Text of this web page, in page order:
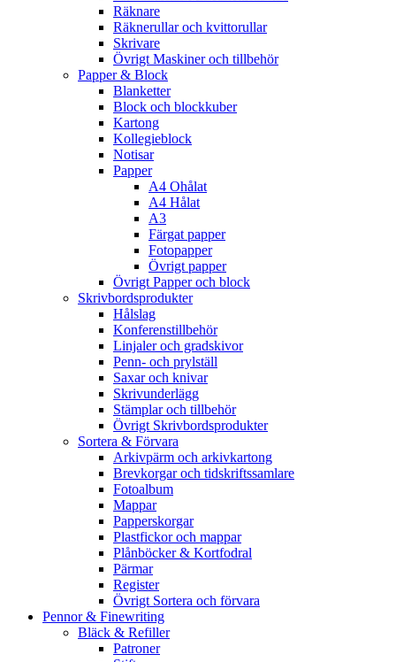
Räknare
Räknerullar och kvittorullar
Skrivare
Övrigt Maskiner och tillbehör
Papper & Block
Blanketter
Block och blockkuber
Kartong
Kollegieblock
Notisar
Papper
A4 Ohålat
A4 Hålat
A3
Färgat papper
Fotopapper
Övrigt papper
Övrigt Papper och block
Skrivbordsprodukter
Hålslag
Konferenstillbehör
Linjaler och gradskivor
Penn- och prylställ
Saxar och knivar
Skrivunderlägg
Stämplar och tillbehör
Övrigt Skrivbordsprodukter
Sortera & Förvara
Arkivpärm och arkivkartong
Brevkorgar och tidskriftssamlare
Fotoalbum
Mappar
Papperskorgar
Plastfickor och mappar
Plånböcker & Kortfodral
Pärmar
Register
Övrigt Sortera och förvara
Pennor & Finewriting
Bläck & Refiller
Patroner